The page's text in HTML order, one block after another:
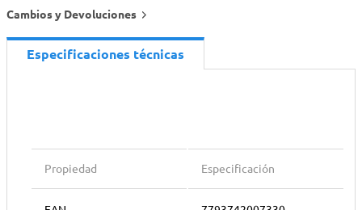
Cambios y Devoluciones
Especificaciones técnicas
Propiedad Especificación